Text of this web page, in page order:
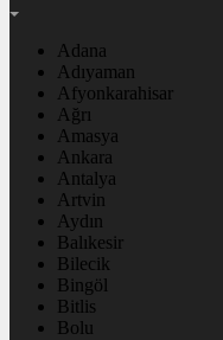
Adana
Adıyaman
Afyonkarahisar
Ağrı
Amasya
Ankara
Antalya
Artvin
Aydın
Balıkesir
Bilecik
Bingöl
Bitlis
Bolu